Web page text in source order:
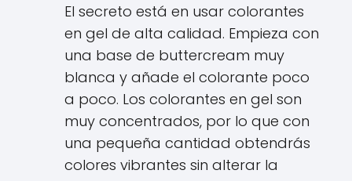
El secreto está en usar colorantes
en gel de alta calidad. Empieza con
una base de buttercream muy
blanca y añade el colorante poco
a poco. Los colorantes en gel son
muy concentrados, por lo que con
una pequeña cantidad obtendrás
colores vibrantes sin alterar la